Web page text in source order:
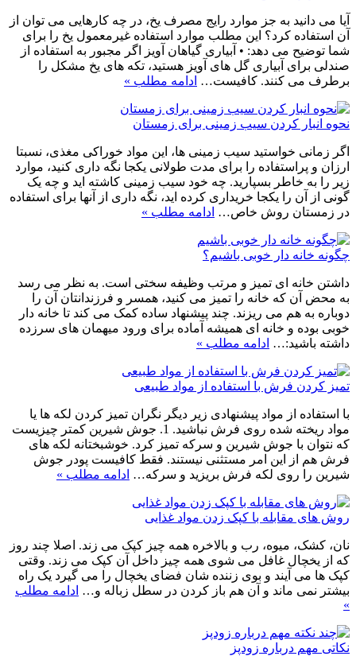
آیا می دانید به جز موارد رایج مصرف یخ، در چه کارهایی می توان از
آن استفاده کرد؟ این مطلب موارد استفاده غیرمعمول یخ را برای
شما توضیح می دهد: • آبیاری گیاهان آویز اگر مجبور به استفاده از
صندلی برای آبیاری گل های آویز هستید، تکه های یخ مشکل را
برطرف می کنند. کافیست… ادامه مطلب »
نحوه انبار کردن سیب زمینی برای زمستان
اگر زمانی خواستید سیب زمینی ها، این مواد خوراکی مغذی، نسبتا
ارزان و پراستفاده را برای مدت طولانی یکجا نگه داری کنید، موارد
زیر را به خاطر بسپارید. چه خود سیب زمینی کاشته اید و چه یک
گونی از آن را یکجا خریداری کرده اید، نگه داری از آنها برای استفاده
در زمستان روش خاص… ادامه مطلب »
چگونه خانه دار خوبی باشیم؟
داشتن خانه ای تمیز و مرتب وظیفه سختی است. به نظر می رسد
به محض آن که خانه را تمیز می کنید، همسر و فرزندانتان آن را
دوباره به هم می ریزند. چند پیشنهاد ساده کمک می کند تا خانه دار
خوبی بوده و خانه ای همیشه آماده برای ورود میهمان های سرزده
داشته باشید:… ادامه مطلب »
تمیز کردن فرش با استفاده از مواد طبیعی
با استفاده از مواد پیشنهادی زیر دیگر نگران تمیز کردن لکه ها یا
مواد ریخته شده روی فرش نباشید. 1. جوش شیرین کمتر چیزیست
که نتوان با جوش شیرین و سرکه تمیز کرد. خوشبختانه لکه های
فرش هم از این امر مستثنی نیستند. فقط کافیست پودر جوش
شیرین را روی لکه فرش بریزید و سرکه… ادامه مطلب »
روش های مقابله با کپک زدن مواد غذایی
نان، کشک، میوه، رب و بالاخره همه چیز کپک می زند. اصلا چند روز
که از یخچال غافل می شوی همه چیز داخل آن کپک می زند. وقتی
کپک ها می آیند و بوی زننده شان فضای یخچال را می گیرد یک راه
بیشتر نمی ماند و آن هم باز کردن در سطل زباله و… ادامه مطلب
»
نکاتی مهم درباره زود‌پز